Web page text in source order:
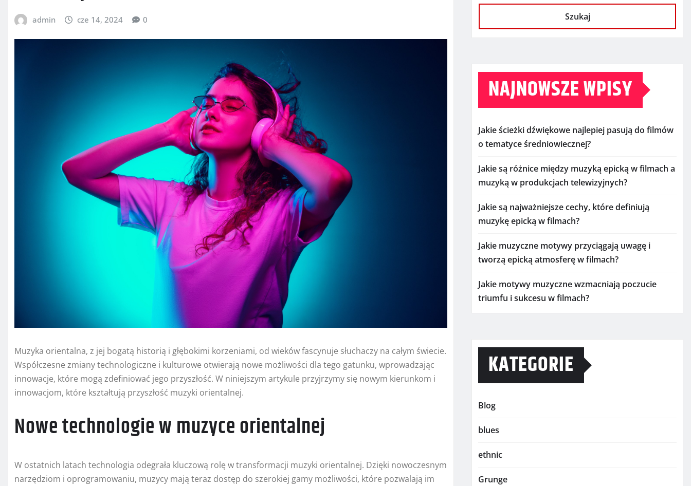
admin cze 14, 2024 0
Muzyka orientalna, z jej bogatą historią i głębokimi korzeniami, od wieków fascynuje słuchaczy na całym świecie.
Współczesne zmiany technologiczne i kulturowe otwierają nowe możliwości dla tego gatunku, wprowadzając
innowacje, które mogą zdefiniować jego przyszłość. W niniejszym artykule przyjrzymy się nowym kierunkom i
innowacjom, które kształtują przyszłość muzyki orientalnej.
Nowe technologie w muzyce orientalnej
W ostatnich latach technologia odegrała kluczową rolę w transformacji muzyki orientalnej. Dzięki nowoczesnym
narzędziom i oprogramowaniu, muzycy mają teraz dostęp do szerokiej gamy możliwości, które pozwalają im
Szukaj
NAJNOWSZE WPISY
Jakie ścieżki dźwiękowe najlepiej pasują do filmów
o tematyce średniowiecznej?
Jakie są różnice między muzyką epicką w filmach a
muzyką w produkcjach telewizyjnych?
Jakie są najważniejsze cechy, które definiują
muzykę epicką w filmach?
Jakie muzyczne motywy przyciągają uwagę i
tworzą epicką atmosferę w filmach?
Jakie motywy muzyczne wzmacniają poczucie
triumfu i sukcesu w filmach?
KATEGORIE
Blog
blues
ethnic
Grunge